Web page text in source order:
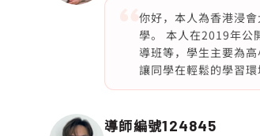
你好，本人為香港浸
學。 本人在2019年公
導班等，學生主要為
讓同學在輕鬆的學習
導師編號124845